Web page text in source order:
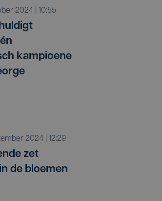
2024 | 10:55
kampioene
2024 | 12:29
zet
de bloemen